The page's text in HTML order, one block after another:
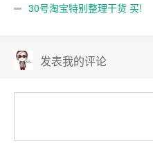
30号淘宝特别整理干货 买!
发表我的评论